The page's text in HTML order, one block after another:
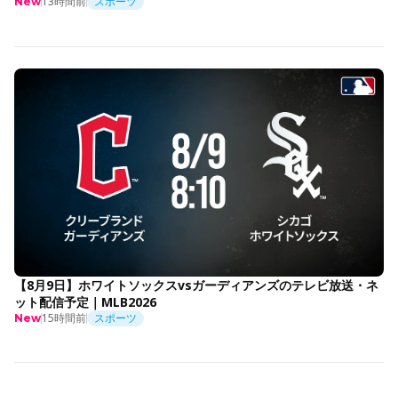
【8月9日】ホワイトソックスvsガーディアンズのテレビ放送・ネ
ット配信予定｜MLB2026
New15時間前 スポーツ